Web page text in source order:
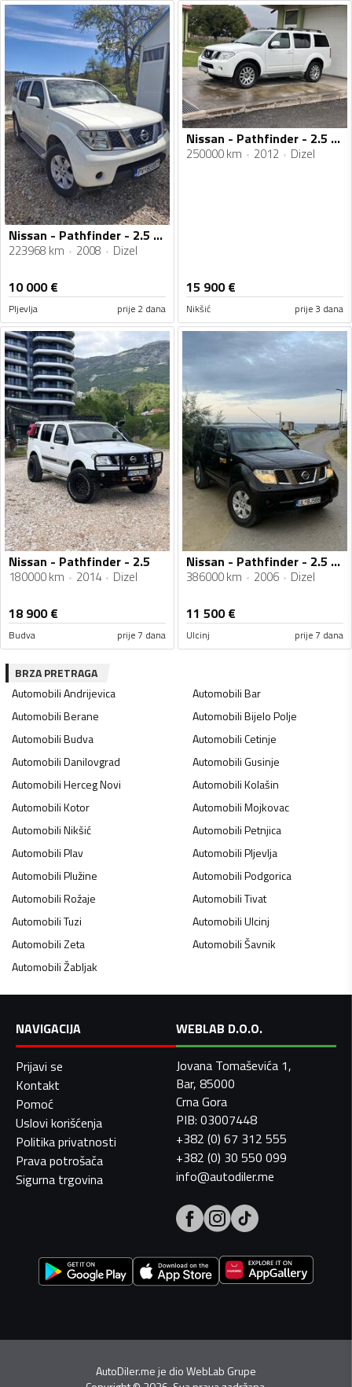
Nissan - Pathfinder - 2.5 dci
223968 km 2008 Dizel
10 000€
Pljevlja prije 2 dana
Nissan - Pathfinder - 2.5 DCI
250000 km 2012 Dizel
15 900€
Nikšić prije 3 dana
Nissan - Pathfinder - 2.5
180000 km 2014 Dizel
18 900€
Budva prije 7 dana
Nissan - Pathfinder - 2.5 CDI
386000 km 2006 Dizel
11 500€
Ulcinj prije 7 dana
BRZA PRETRAGA
AutomobiliAndrijevica AutomobiliBar
AutomobiliBerane AutomobiliBijelo Polje
AutomobiliBudva AutomobiliCetinje
AutomobiliDanilovgrad AutomobiliGusinje
AutomobiliHerceg Novi AutomobiliKolašin
AutomobiliKotor AutomobiliMojkovac
AutomobiliNikšić AutomobiliPetnjica
AutomobiliPlav AutomobiliPljevlja
AutomobiliPlužine AutomobiliPodgorica
AutomobiliRožaje AutomobiliTivat
AutomobiliTuzi AutomobiliUlcinj
AutomobiliZeta AutomobiliŠavnik
AutomobiliŽabljak
NAVIGACIJA
Prijavi se
Kontakt
Pomoć
Uslovi korišćenja
Politika privatnosti
Prava potrošača
Sigurna trgovina
WEBLAB D.O.O.
Jovana Tomaševića 1,
Bar, 85000
Crna Gora
PIB: 03007448
+382 (0) 67 312 555
+382 (0) 30 550 099
info@autodiler.me
AutoDiler.me je dioWebLab Grupe